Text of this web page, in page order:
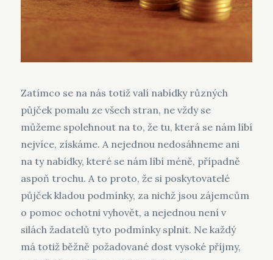
Zatímco se na nás totiž valí nabídky různých
půjček pomalu ze všech stran, ne vždy se
můžeme spolehnout na to, že tu, která se nám líbí
nejvíce, získáme. A nejednou nedosáhneme ani
na ty nabídky, které se nám líbí méně, případně
aspoň trochu. A to proto, že si poskytovatelé
půjček kladou podmínky, za nichž jsou zájemcům
o pomoc ochotni vyhovět, a nejednou není v
silách žadatelů tyto podmínky splnit. Ne každý
má totiž běžně požadované dost vysoké příjmy,